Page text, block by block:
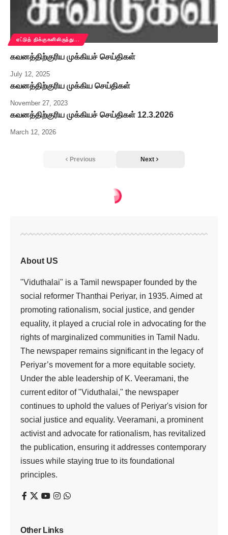
ஏட்டுத் திக்குகளிலிருந்து...
கவனத்திற்குரிய முக்கியச் செய்திகள்
July 12, 2025
கவனத்திற்குரிய முக்கிய செய்திகள்
November 27, 2023
கவனத்திற்குரிய முக்கியச் செய்திகள் 12.3.2026
March 12, 2026
Previous Next
About US
"Viduthalai" is a Tamil newspaper founded by the
social reformer Thanthai Periyar, in 1935. Aimed at
promoting rationalism, social justice, and gender
equality, it played a crucial role in advocating for the
rights of marginalized communities in Tamil Nadu.
The newspaper remains significant in the legacy of
Periyar’s movement for a more equitable society.
Under the able leadership of K. Veeramani, the
current editor of "Viduthalai," the newspaper
continues to uphold the values of Periyar's vision for
social justice and equality. Veeramani, a prominent
activist and advocate for rationalism, has revitalized
the publication, ensuring it addresses contemporary
issues while staying true to its foundational
principles.
Other Links